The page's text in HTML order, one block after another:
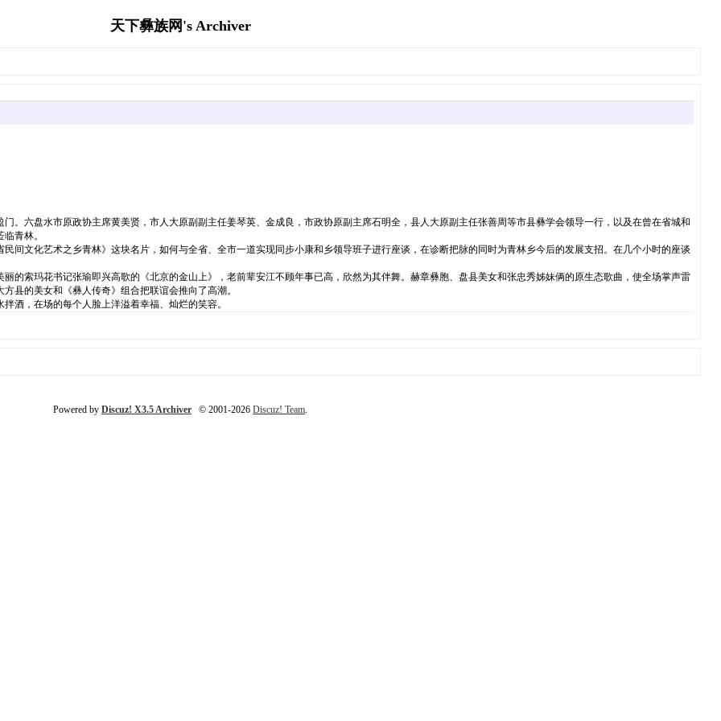
天下彝族网's Archiver
。六盘水市原政协主席黄美贤，市人大原副副主任姜琴英、金成良，市政协原副主席石明全，县人大原副主任张善周等市县彝学会领导一行，以及在曾在省城和
青林。
间文化艺术之乡青林》这块名片，如何与全省、全市一道实现同步小康和乡领导班子进行座谈，在诊断把脉的同时为青林乡今后的发展支招。在几个小时的座谈
的索玛花书记张瑜即兴高歌的《北京的金山上》，老前辈安江不顾年事已高，欣然为其伴舞。赫章彝胞、盘县美女和张忠秀姊妹俩的原生态歌曲，使全场掌声雷
县的美女和《彝人传奇》组合把联谊会推向了高潮。
酒，在场的每个人脸上洋溢着幸福、灿烂的笑容。
Powered by Discuz! X3.5 Archiver © 2001-2026 Discuz! Team.